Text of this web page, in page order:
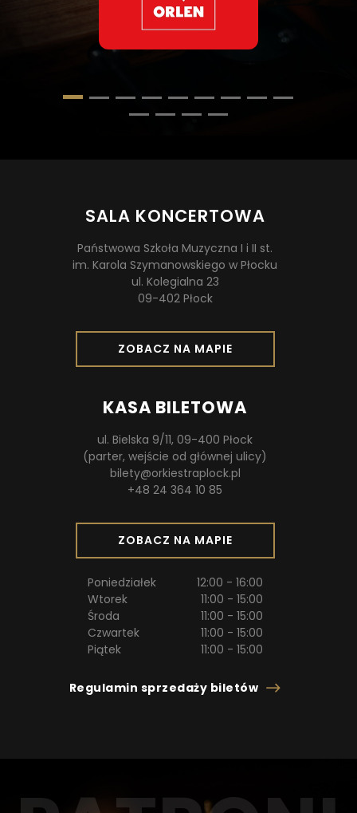
aktywna
SALA KONCERTOWA
Państwowa Szkoła Muzyczna I i II st.
im. Karola Szymanowskiego w Płocku
ul. Kolegialna 23
09-402 Płock
ZOBACZ NA MAPIEO
T
I
E
R
A
S
I
N
O
E
J
K
A
R
I
KASA BILETOWA
ul. Bielska 9/11, 09-400 Płock
(parter, wejście od głównej ulicy)
bilety@orkiestraplock.pl
+48 24 364 10 85
ZOBACZ NA MAPIEO
T
E
R
A
S
Ę
K
Poniedziałek
12:00 - 16:00
Wtorek
11:00 - 15:00
Środa
11:00 - 15:00
Czwartek
11:00 - 15:00
Piątek
11:00 - 15:00
Regulamin sprzedaży biletówplik
otwiera